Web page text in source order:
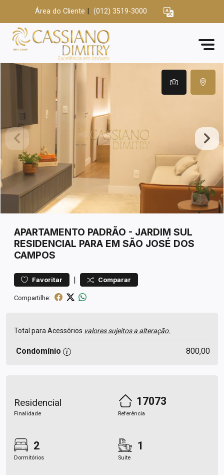
Área do Cliente (012) 3519-3000
APARTAMENTO PADRÃO - JARDIM SUL
RESIDENCIAL PARA EM SÃO JOSÉ DOS
CAMPOS
Favoritar | Comparar
Compartilhe:
Total para Acessórios valores sujeitos a alteração.
Condomínio 800,00
Residencial
Finalidade
17073
Referência
2
Dormitórios
1
Suite